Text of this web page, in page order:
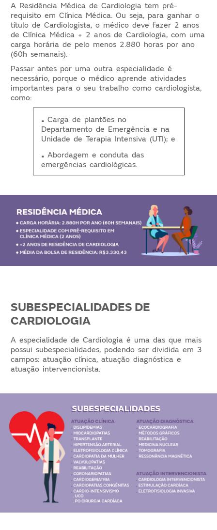
A Residência Médica de Cardiologia tem pré-
requisito em Clínica Médica. Ou seja, para ganhar o
título de Cardiologista, o médico deve fazer 2 anos
de Clínica Médica + 2 anos de Cardiologia, com uma
carga horária de pelo menos 2.880 horas por ano
(60h semanais).
Passar antes por uma outra especialidade é
necessário, porque o médico aprende atividades
importantes para o seu trabalho como cardiologista,
como:
.Carga de plantões no
Departamento de Emergência e na
Unidade de Terapia Intensiva (UTI); e
.Abordagem e conduta das
emergências cardiológicas.
SUBESPECIALIDADES DE
CARDIOLOGIA
A especialidade de Cardiologia é uma das que mais
possui subespecialidades, podendo ser dividida em 3
campos: atuação clínica, atuação diagnóstica e
atuação intervencionista.